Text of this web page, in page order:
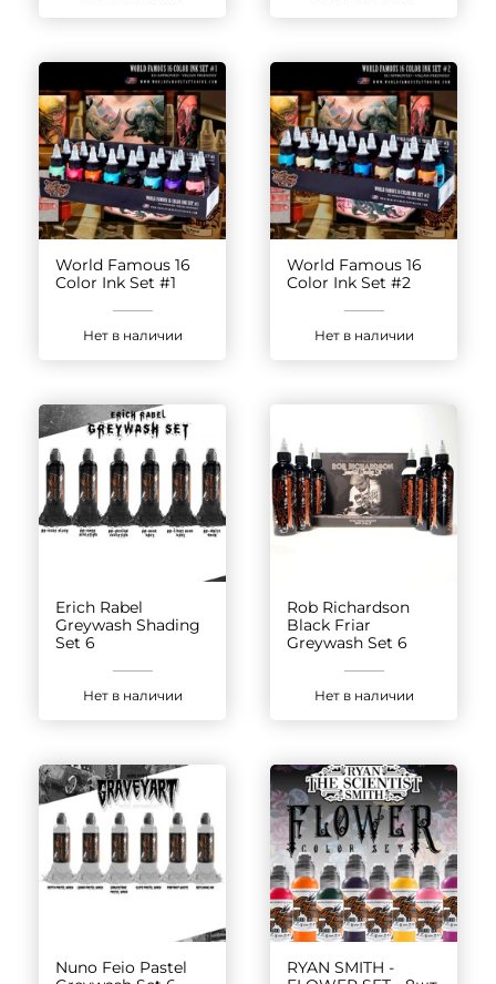
World Famous 16
Color Ink Set #1
Нет в наличии
World Famous 16
Color Ink Set #2
Нет в наличии
Erich Rabel
Greywash Shading
Set 6
Нет в наличии
Rob Richardson
Black Friar
Greywash Set 6
Нет в наличии
Nuno Feio Pastel
RYAN SMITH -